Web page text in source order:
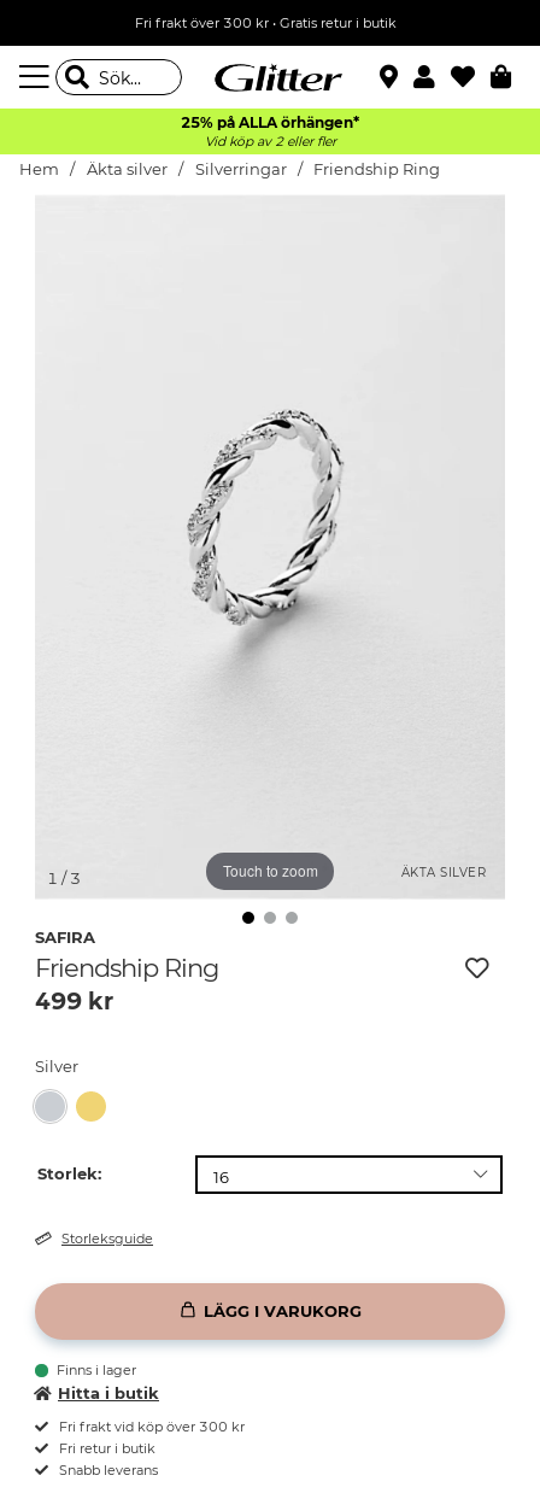
Fri frakt över 300 kr• Gratis retur i butik
25% på ALLA örhängen*
Vid köp av 2 eller fler
Hem Äkta silver Silverringar Friendship Ring
ÄKTA SILVER
Touch to zoom
1 / 3
SAFIRA
Friendship Ring
499 kr
Silver
Storlek:
Storleksguide
LÄGG I VARUKORG
Finns i lager
Hitta i butik
Fri frakt vid köp över 300 kr
Fri retur i butik
Snabb leverans